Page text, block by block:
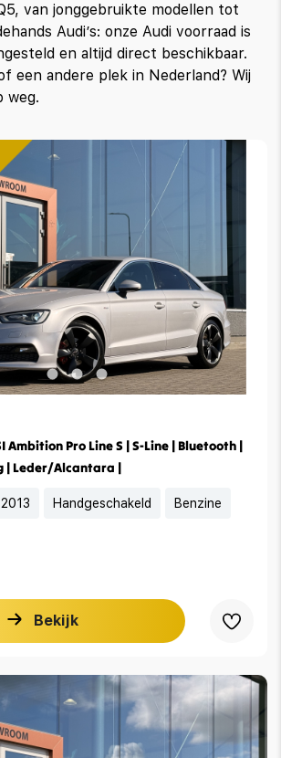
van jonggebruikte modellen tot
Audi’s: onze Audi voorraad is
en altijd direct beschikbaar.
een andere plek in Nederland? Wij
weg.
Ambition Pro Line S | S-Line | Bluetooth |
| Leder/Alcantara |
2013 Handgeschakeld Benzine
Bekijk